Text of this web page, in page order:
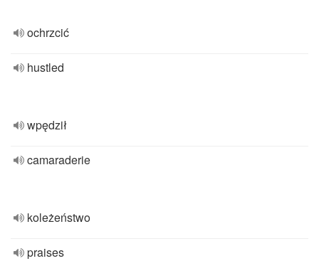
ochrzcić
hustled
wpędził
camaraderie
koleżeństwo
praises